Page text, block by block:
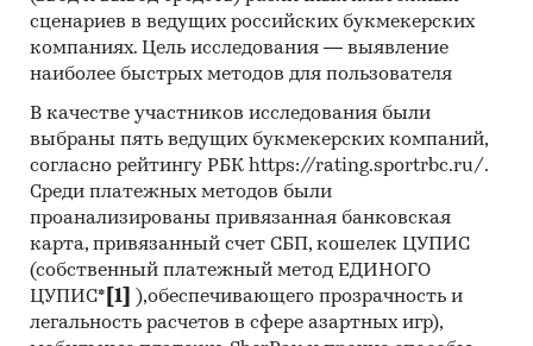
Тор-20 регионов РФ по темпу прироста к
предыдущему месяцу. Указаны регионы с
максимальным и минимальным приростом
за месяц
Тор-20 регионов РФ по темпу прироста к
аналогичному периоду предыдущего года.
Указаны регионы с максимальным и
минимальным приростом за аналогичный
период предыдущего года
2. Данные по потребительским ценам на
сценариев в ведущих российских букмекерских
компаниях. Цель исследования — выявление
наиболее быстрых методов для пользователя
В качестве участников исследования были
выбраны пять ведущих букмекерских компаний,
согласно рейтингу РБК https://rating.sportrbc.ru/.
Среди платежных методов были
проанализированы привязанная банковская
карта, привязанный счет СБП, кошелек ЦУПИС
(собственный платежный метод ЕДИНОГО
ЦУПИС* [1]
),обеспечивающего прозрачность и
легальность расчетов в сфере азартных игр),